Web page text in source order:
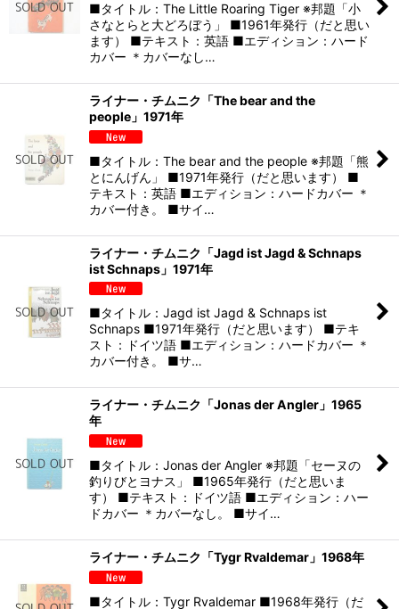
■タイトル：The Little Roaring Tiger ※邦題「小
さなとらと大どろぼう」 ■1961年発行（だと思い
ます） ■テキスト：英語 ■エディション：ハード
カバー ＊カバーなし…
ライナー・チムニク「The bear and the
people」1971年
■タイトル：The bear and the people ※邦題「熊
とにんげん」 ■1971年発行（だと思います） ■
テキスト：英語 ■エディション：ハードカバー ＊
カバー付き。 ■サイ…
ライナー・チムニク「Jagd ist Jagd & Schnaps
ist Schnaps」1971年
■タイトル：Jagd ist Jagd & Schnaps ist
Schnaps ■1971年発行（だと思います） ■テキ
スト：ドイツ語 ■エディション：ハードカバー ＊
カバー付き。 ■サ…
ライナー・チムニク「Jonas der Angler」1965
年
■タイトル：Jonas der Angler ※邦題「セーヌの
釣りびとヨナス」 ■1965年発行（だと思いま
す） ■テキスト：ドイツ語 ■エディション：ハー
ドカバー ＊カバーなし。 ■サイ…
ライナー・チムニク「Tygr Rvaldemar」1968年
■タイトル：Tygr Rvaldemar ■1968年発行（だ